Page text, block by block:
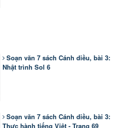
Soạn văn 7 sách Cánh diều, bài 3:
Nhật trình Sol 6
Soạn văn 7 sách Cánh diều, bài 3:
Thực hành tiếng Việt - Trang 69